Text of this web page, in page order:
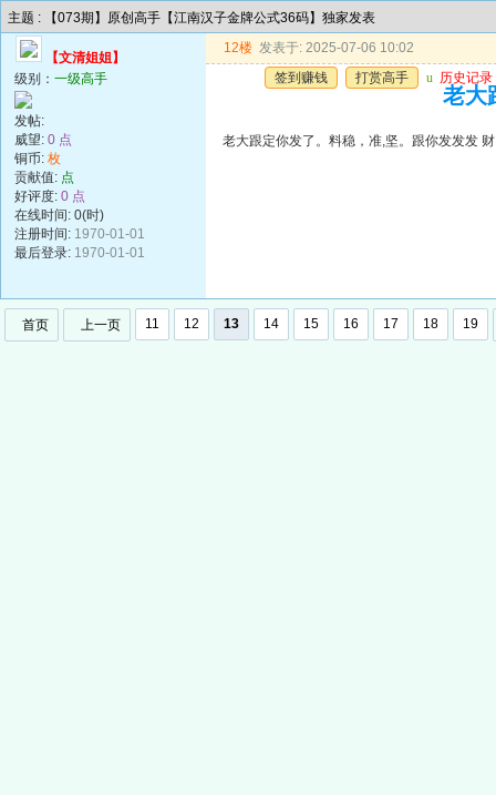
主题 : 【073期】原创高手【江南汉子金牌公式36码】独家发表
【文清姐姐】
级别： 一级高手
发帖:
威望: 0 点
铜币: 枚
贡献值: 点
好评度: 0 点
在线时间: 0(时)
注册时间: 1970-01-01
最后登录: 1970-01-01
12楼 发表于: 2025-07-06 10:02
签到赚钱
打赏高手 u 历史记录
老大
老大跟定你发了。料稳，准,坚。跟你发发发 财
首页 上一页 11 12 13 14 15 16 17 18 19